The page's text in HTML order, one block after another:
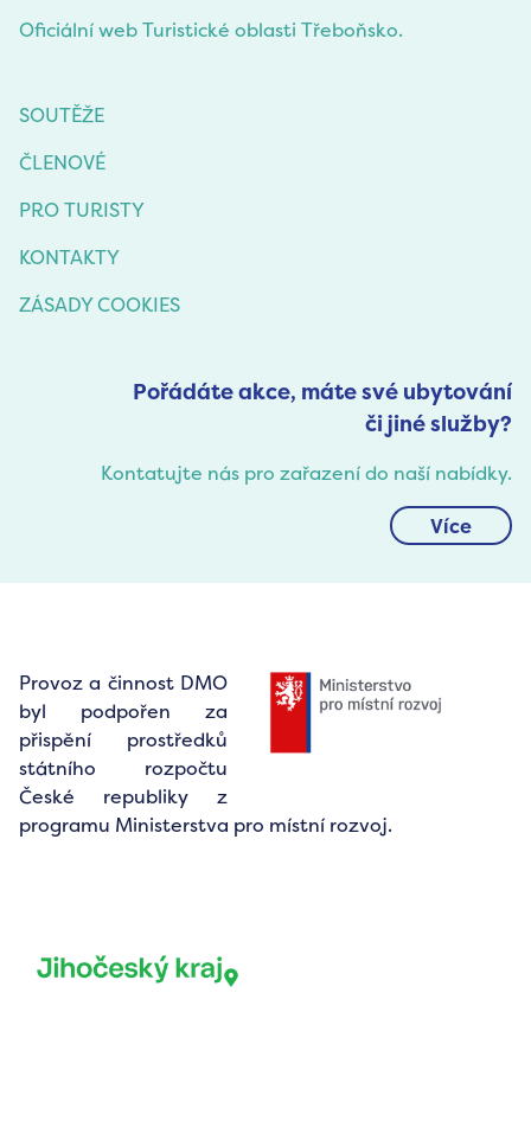
Oficiální web Turistické oblasti Třeboňsko.
SOUTĚŽE
ČLENOVÉ
PRO TURISTY
KONTAKTY
ZÁSADY COOKIES
Pořádáte akce, máte své ubytování
či jiné služby?
Kontatujte nás pro zařazení do naší nabídky.
Více
Provoz a činnost DMO
byl podpořen za
přispění prostředků
státního rozpočtu
České republiky z
programu Ministerstva pro místní rozvoj.